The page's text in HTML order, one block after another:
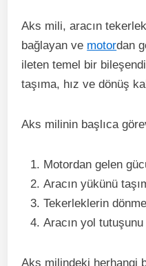
Aks mili, aracın
bağlayan ve motordan
ileten temel bir
taşıma, hız ve dönüş
Aks milinin başlıca
Motordan gelen
Aracın yükünü
Tekerleklerin
Aracın yol
Aks milindeki herhangi